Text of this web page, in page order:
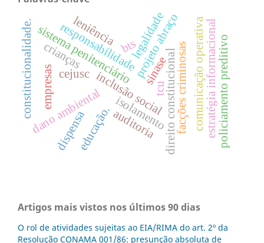
direito constitucional
isolamento
inclusão social
educação.
projeto abraço
cejusc facções criminosas
sistema penitenciário
crianças sinase comunicação operativaestratégia informacional
dano ambiental
responsabilidade
constitucionalidade. policiamento preditivo
bts
dispensa
legalidade
auditoria
leniência
empresas tcu
Artigos mais vistos nos últimos 90 dias
O rol de atividades sujeitas ao EIA/RIMA do art. 2º da
Resolução CONAMA 001/86: presunção absoluta de